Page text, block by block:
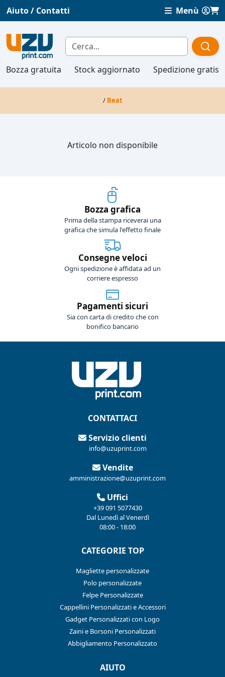
Aiuto / Contatti Menù
Bozza gratuita Stock aggiornato Spedizione gratis
/ Beat
Articolo non disponibile
Bozza grafica
Prima della stampa riceverai una
grafica che simula l'effetto finale
Consegne veloci
Ogni spedizione è affidata ad un
corriere espresso
Pagamenti sicuri
Sia con carta di credito che con
bonifico bancario
CONTATTACI
Servizio clienti
info@uzuprint.com
Vendite
amministrazione@uzuprint.com
Uffici
+39 091 5077430
Dal Lunedì al Venerdì
08:00 - 18:00
CATEGORIE TOP
Magliette personalizzate
Polo personalizzate
Felpe Personalizzate
Cappellini Personalizzati e Accessori
Gadget Personalizzati con Logo
Zaini e Borsoni Personalizzati
Abbigliamento Personalizzato
AIUTO